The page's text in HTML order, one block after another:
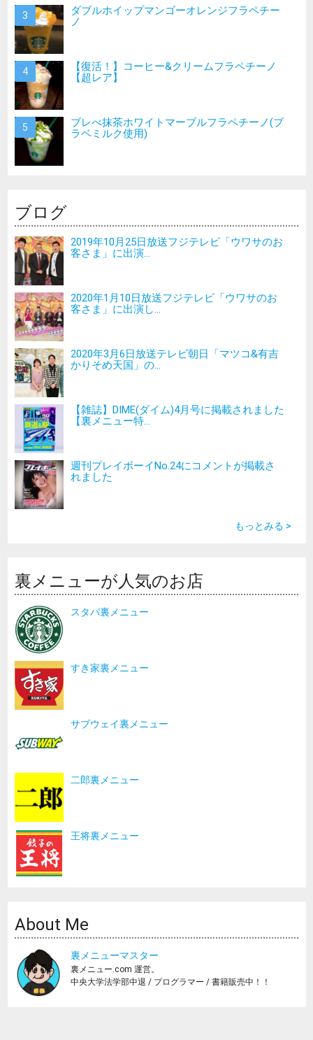
ダブルホイップマンゴーオレンジフラペチー
ノ
【復活！】コーヒー&クリームフラペチーノ
【超レア】
ブレべ抹茶ホワイトマーブルフラペチーノ(ブ
ラベミルク使用)
ブログ
2019年10月25日放送フジテレビ「ウワサのお
客さま」に出演...
2020年1月10日放送フジテレビ「ウワサのお
客さま」に出演し...
2020年3月6日放送テレビ朝日「マツコ&有吉
かりそめ天国」の...
【雑誌】DIME(ダイム)4月号に掲載されました
【裏メニュー特...
週刊プレイボーイNo.24にコメントが掲載さ
れました
もっとみる >
裏メニューが人気のお店
スタバ裏メニュー
すき家裏メニュー
サブウェイ裏メニュー
二郎裏メニュー
王将裏メニュー
About Me
裏メニューマスター
裏メニュー.com 運営。
中央大学法学部中退 / プログラマー / 書籍販売中！！